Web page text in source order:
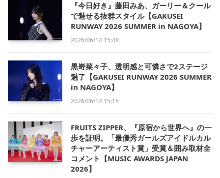
『今日好き』藤田みあ、ガーリー＆クール
で魅せる抜群スタイル【GAKUSEI
RUNWAY 2026 SUMMER in NAGOYA】
2026/06/14 15:48
黒嵜菜々子、透明感と可憐さで2ステージ
魅了【GAKUSEI RUNWAY 2026 SUMMER
in NAGOYA】
2026/06/14 15:15
FRUITS ZIPPER、『原宿から世界へ』の一
歩を証明。「最優秀ガールズアイドルカル
チャーアーティスト賞」受賞＆囲み取材全
コメント【MUSIC AWARDS JAPAN
2026】